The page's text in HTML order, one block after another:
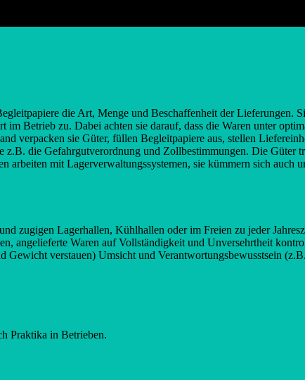
die Art, Menge und Beschaffenheit der Lieferungen.
im Betrieb zu. Dabei achten sie darauf, dass die Waren unter
verpacken sie Güter, füllen Begleitpapiere aus, stellen
z.B. die Gefahrgutverordnung und Zollbestimmungen. Die
arbeiten mit Lagerverwaltungssystemen, sie kümmern sich auch
zugigen Lagerhallen, Kühlhallen oder im Freien zu jeder
angelieferte Waren auf Vollständigkeit und Unversehrtheit
verstauen) Umsicht und Verantwortungsbewusstsein
Praktika in Betrieben.